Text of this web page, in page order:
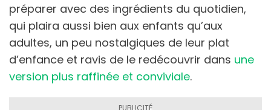
préparer avec des ingrédients du quotidien,
qui plaira aussi bien aux enfants qu’aux
adultes, un peu nostalgiques de leur plat
d’enfance et ravis de le redécouvrir dans une
version plus raffinée et conviviale.